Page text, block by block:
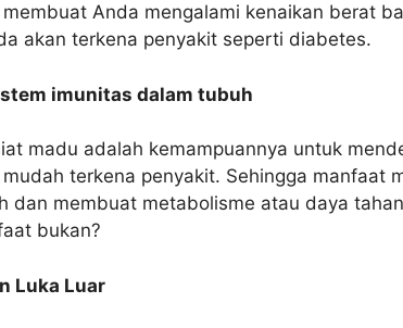
Anda mengalami kenaikan berat
akan terkena penyakit seperti diabetes.
imunitas dalam tubuh
madu adalah kemampuannya untuk
terkena penyakit. Sehingga manfaat
dan membuat metabolisme atau daya
bukan?
Luka Luar